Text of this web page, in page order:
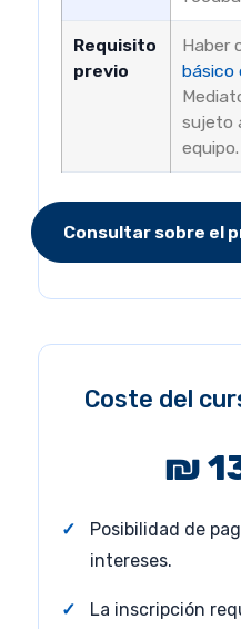
Requisito
previo
Haber
básico
sujeto
equipo.
Consultar sobre el
Coste del
₪
Posibilidad de
intereses.
La inscripción